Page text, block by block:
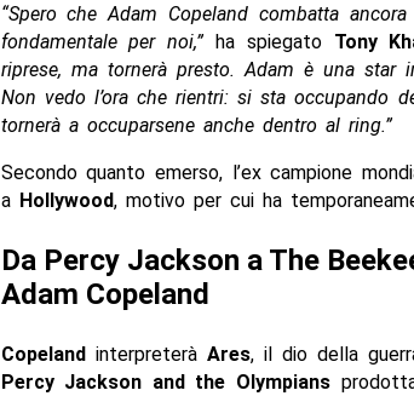
“Spero che Adam Copeland combatta
fondamentale per noi,”ha spiegato Tony
riprese, ma tornerà presto. Adam è una star
Non vedo l’ora che rientri: si sta occupando
tornerà a occuparsene anche dentro al ring.”
Secondo quanto emerso, l’ex campione
a Hollywood, motivo per cui ha
Da Percy Jackson a The
Adam Copeland
Copelandinterpreterà Ares, il dio della
Percy Jackson and the Olympians